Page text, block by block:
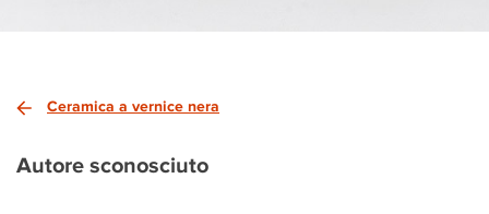
Ceramica a vernice nera
Autore sconosciuto